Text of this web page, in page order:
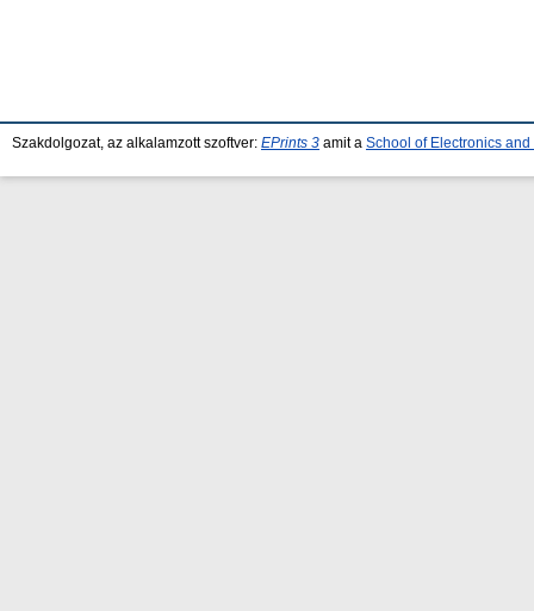
Szakdolgozat, az alkalamzott szoftver: EPrints 3 amit a School of Electronics